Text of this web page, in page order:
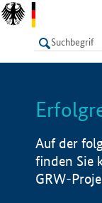
LISTE
Auf der
finden Sie
GRW-